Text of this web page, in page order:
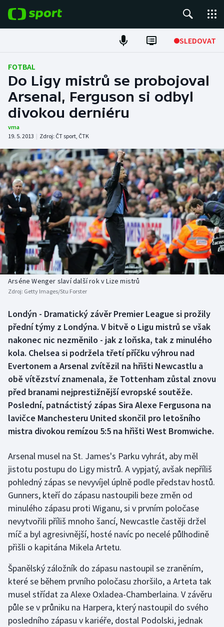
SLEDOVAT
Fotbal
Hokej
Tenis
Atletika
Cyklistika
DALŠÍ SPORTY
Americký fotbal
Baseball a softbal
Basketbal
Biatlon
Box
Curling
Dostihy
Florbal
Futsal
Gymnastika
Házená
Jezdectví
Judo
Krasobruslení
Lezení
Lyže a snowboard
NEPŘEHLÉDNĚTE
Soutěže
Historické návraty
Aplikace ČT sport
FOTBAL
Do Ligy mistrů se probojoval
Arsenal, Ferguson si odbyl
divokou derniéru
vma
19. 5. 2013 | Zdroj: ČT sport, ČTK
Arséne Wenger slaví další rok v Lize mistrů
Zdroj: Getty Images/Stu Forster
Londýn - Dramatický závěr Premier League si prožily
přední týmy z Londýna. V bitvě o Ligu mistrů se však
nakonec nic nezměnilo - jak z loňska, tak z minulého
kola. Chelsea si podržela třetí příčku výhrou nad
Evertonem a Arsenal zvítězil na hřišti Newcastlu a
obě vítězství znamenala, že Tottenham zůstal znovu
před branami nejprestižnější evropské soutěže.
Poslední, patnáctistý zápas Sira Alexe Fergusona na
lavičce Manchesteru United skončil pro letošního
mistra divokou remízou 5:5 na hřišti West Bromwiche.
Arsenal musel na St. James's Parku vyhrát, aby měl
jistotu postupu do Ligy mistrů. A vypjatý, avšak nepříliš
pohledný zápas se nevyvíjel úplně podle představ hostů.
Gunners, kteří do zápasu nastoupili beze změn od
minulého zápasu proti Wiganu, si v prvním poločase
nevytvořili příliš mnoho šancí, Newcastle častěji držel
míč a byl agresivnější, hosté navíc po necelé půlhodině
přišli o kapitána Mikela Artetu.
Španělský záložník do zápasu nastoupil se zraněním,
které se během prvního poločasu zhoršilo, a Arteta tak
musel střídat za Alexe Oxladea-Chamberlaina. V závěru
půle se v průniku na Harpera, který nastoupil do svého
posledního zápasu v kariéře, dostal Podolski, jednak